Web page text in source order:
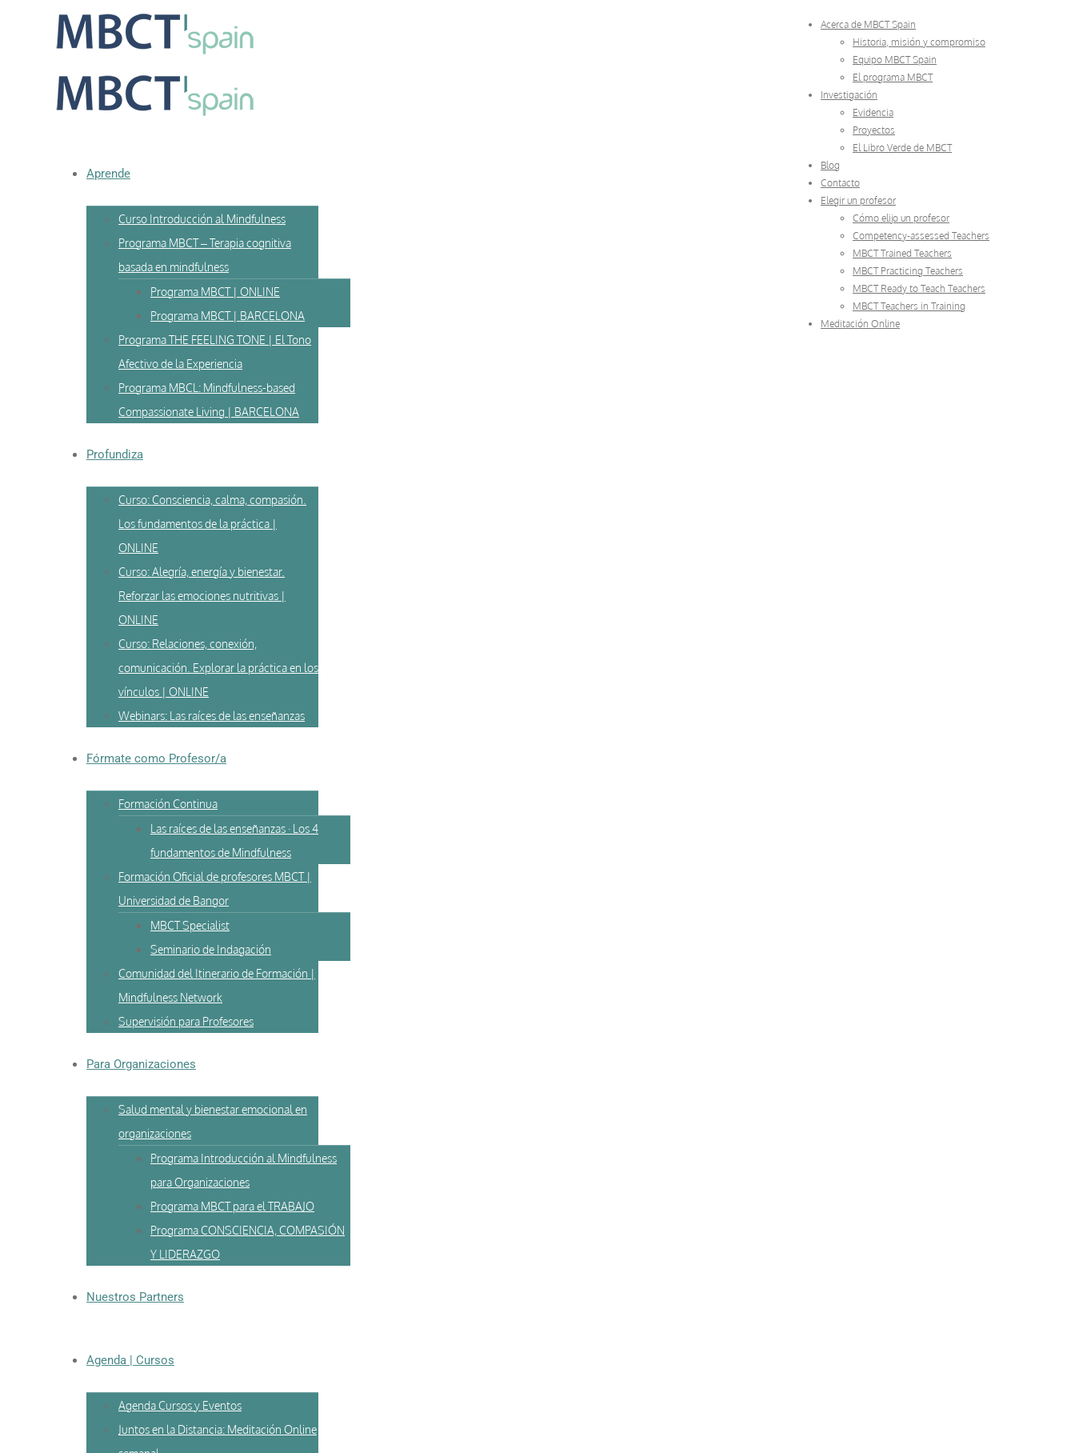
Acerca de MBCT Spain
Historia, misión y compromiso
Equipo MBCT Spain
El programa MBCT
Investigación
Evidencia
Proyectos
El Libro Verde de MBCT
Blog
Contacto
Elegir un profesor
Cómo elijo un profesor
Competency-assessed Teachers
MBCT Trained Teachers
MBCT Practicing Teachers
MBCT Ready to Teach Teachers
MBCT Teachers in Training
Meditación Online
Aprende
Curso Introducción al Mindfulness
Programa MBCT – Terapia cognitiva
basada en mindfulness
Programa MBCT | ONLINE
Programa MBCT | BARCELONA
Programa THE FEELING TONE | El Tono
Afectivo de la Experiencia
Programa MBCL: Mindfulness-based
Compassionate Living | BARCELONA
Profundiza
Curso: Consciencia, calma, compasión.
Los fundamentos de la práctica |
ONLINE
Curso: Alegría, energía y bienestar.
Reforzar las emociones nutritivas |
ONLINE
Curso: Relaciones, conexión,
comunicación. Explorar la práctica en los
vínculos | ONLINE
Webinars: Las raíces de las enseñanzas
Fórmate como Profesor/a
Formación Continua
Las raíces de las enseñanzas · Los 4
fundamentos de Mindfulness
Formación Oficial de profesores MBCT |
Universidad de Bangor
MBCT Specialist
Seminario de Indagación
Comunidad del Itinerario de Formación |
Mindfulness Network
Supervisión para Profesores
Para Organizaciones
Salud mental y bienestar emocional en
organizaciones
Programa Introducción al Mindfulness
para Organizaciones
Programa MBCT para el TRABAJO
Programa CONSCIENCIA, COMPASIÓN
Y LIDERAZGO
Nuestros Partners
Agenda | Cursos
Agenda Cursos y Eventos
Juntos en la Distancia: Meditación Online